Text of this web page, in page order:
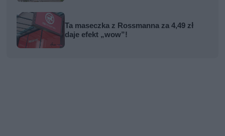
Ta maseczka z Rossmanna za 4,49 zł
daje efekt „wow”!